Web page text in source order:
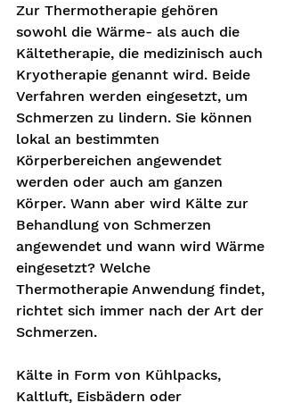
Zur Thermotherapie gehören
sowohl die Wärme- als auch die
Kältetherapie, die medizinisch auch
Kryotherapie genannt wird. Beide
Verfahren werden eingesetzt, um
Schmerzen zu lindern. Sie können
lokal an bestimmten
Körperbereichen angewendet
werden oder auch am ganzen
Körper. Wann aber wird Kälte zur
Behandlung von Schmerzen
angewendet und wann wird Wärme
eingesetzt? Welche
Thermotherapie Anwendung findet,
richtet sich immer nach der Art der
Schmerzen.
Kälte in Form von Kühlpacks,
Kaltluft, Eisbädern oder